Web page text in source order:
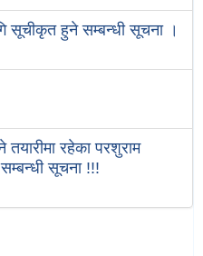
सूचीकृत हुने सम्बन्धी सूचना ।
तयारीमा रहेका परशुराम
सूचना !!!